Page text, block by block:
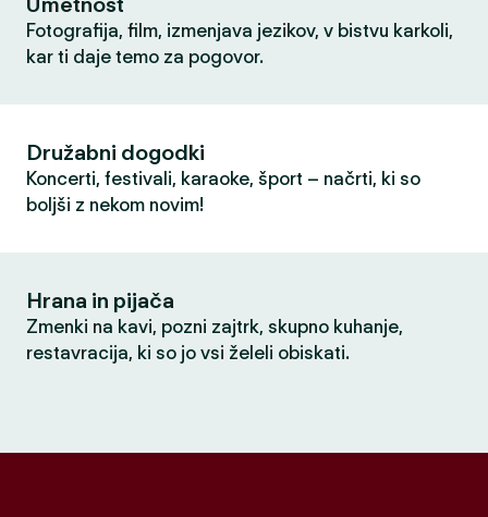
Fotografija, film, izmenjava jezikov, v bistvu karkoli,
kar ti daje temo za pogovor.
Družabni dogodki
Koncerti, festivali, karaoke, šport – načrti, ki so
boljši z nekom novim!
Hrana in pijača
Zmenki na kavi, pozni zajtrk, skupno kuhanje,
restavracija, ki so jo vsi želeli obiskati.